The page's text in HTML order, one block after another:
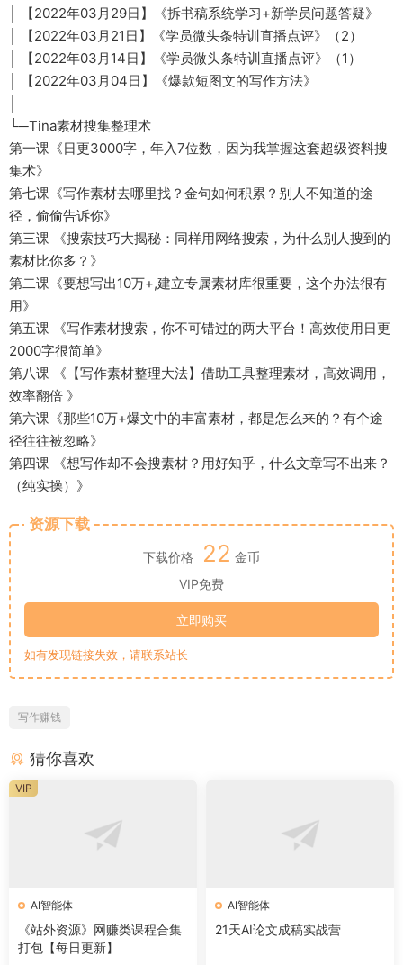
│ 【2022年03月29日】《拆书稿系统学习+新学员问题答疑》
│ 【2022年03月21日】《学员微头条特训直播点评》（2）
│ 【2022年03月14日】《学员微头条特训直播点评》（1）
│ 【2022年03月04日】《爆款短图文的写作方法》
└─Tina素材搜集整理术
第一课《日更3000字，年入7位数，因为我掌握这套超级资料搜
集术》
第七课《写作素材去哪里找？金句如何积累？别人不知道的途
径，偷偷告诉你》
第三课 《搜索技巧大揭秘：同样用网络搜索，为什么别人搜到的
素材比你多？》
第二课《要想写出10万+,建立专属素材库很重要，这个办法很有
用》
第五课 《写作素材搜索，你不可错过的两大平台！高效使用日更
2000字很简单》
第八课 《【写作素材整理大法】借助工具整理素材，高效调用，
效率翻倍 》
第六课《那些10万+爆文中的丰富素材，都是怎么来的？有个途
径往往被忽略》
第四课 《想写作却不会搜素材？用好知乎，什么文章写不出来？
（纯实操）》
资源下载
下载价格 22 金币
VIP免费
立即购买
如有发现链接失效，请联系站长
写作赚钱
猜你喜欢
AI智能体
《站外资源》网赚类课程合集
打包【每日更新】
VIP
AI智能体
21天AI论文成稿实战营